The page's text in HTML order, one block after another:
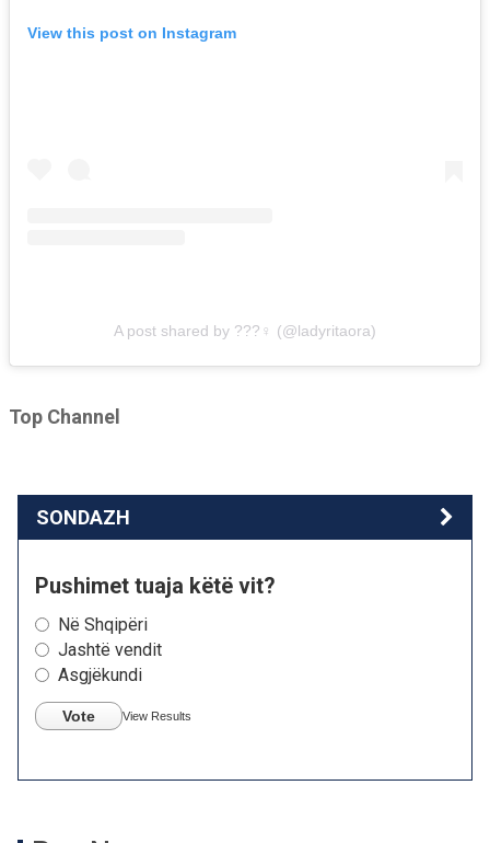
View this post on Instagram
A post shared by ???‍♀️ (@ladyritaora)
Top Channel
SONDAZH
Pushimet tuaja këtë vit?
Në Shqipëri
Jashtë vendit
Asgjëkundi
Vote View Results